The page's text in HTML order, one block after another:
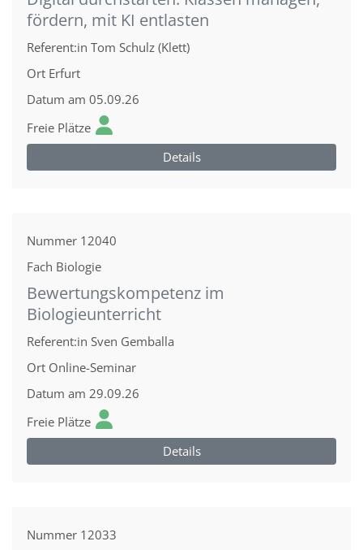
fördern, mit KI entlasten
Referent:in Tom Schulz (Klett)
Ort Erfurt
Datum am 05.09.26
Freie Plätze
Details
Nummer 12040
Fach Biologie
Bewertungskompetenz im
Biologieunterricht
Referent:in Sven Gemballa
Ort Online-Seminar
Datum am 29.09.26
Freie Plätze
Details
Nummer 12033